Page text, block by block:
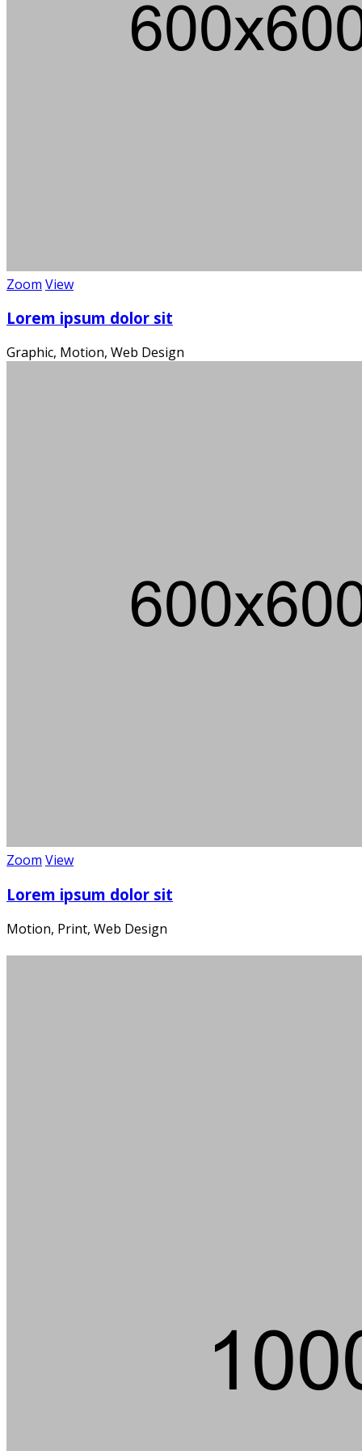
Zoom View
Lorem ipsum dolor sit
Graphic, Motion, Web Design
Zoom View
Lorem ipsum dolor sit
Motion, Print, Web Design